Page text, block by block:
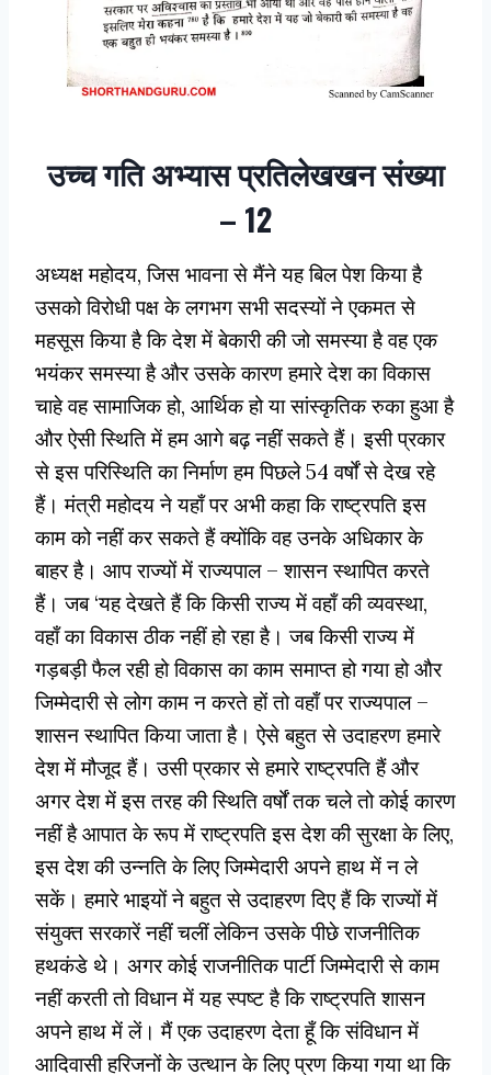
उच्च गति अभ्यास प्रतिलेखखन संख्या
– 12
अध्यक्ष महोदय, जिस भावना से मैंने यह बिल पेश किया है
उसको विरोधी पक्ष के लगभग सभी सदस्यों ने एकमत से
महसूस किया है कि देश में बेकारी की जो समस्या है वह एक
भयंकर समस्या है और उसके कारण हमारे देश का विकास
चाहे वह सामाजिक हो, आर्थिक हो या सांस्कृतिक रुका हुआ है
और ऐसी स्थिति में हम आगे बढ़ नहीं सकते हैं। इसी प्रकार
से इस परिस्थिति का निर्माण हम पिछले 54 वर्षों से देख रहे
हैं। मंत्री महोदय ने यहाँ पर अभी कहा कि राष्ट्रपति इस
काम को नहीं कर सकते हैं क्योंकि वह उनके अधिकार के
बाहर है। आप राज्यों में राज्यपाल – शासन स्थापित करते
हैं। जब ‘यह देखते हैं कि किसी राज्य में वहाँ की व्यवस्था,
वहाँ का विकास ठीक नहीं हो रहा है। जब किसी राज्य में
गड़बड़ी फैल रही हो विकास का काम समाप्त हो गया हो और
जिम्मेदारी से लोग काम न करते हों तो वहाँ पर राज्यपाल –
शासन स्थापित किया जाता है। ऐसे बहुत से उदाहरण हमारे
देश में मौजूद हैं। उसी प्रकार से हमारे राष्ट्रपति हैं और
अगर देश में इस तरह की स्थिति वर्षों तक चले तो कोई कारण
नहीं है आपात के रूप में राष्ट्रपति इस देश की सुरक्षा के लिए,
इस देश की उन्नति के लिए जिम्मेदारी अपने हाथ में न ले
सकें। हमारे भाइयों ने बहुत से उदाहरण दिए हैं कि राज्यों में
संयुक्त सरकारें नहीं चलीं लेकिन उसके पीछे राजनीतिक
हथकंडे थे। अगर कोई राजनीतिक पार्टी जिम्मेदारी से काम
नहीं करती तो विधान में यह स्पष्ट है कि राष्ट्रपति शासन
अपने हाथ में लें। मैं एक उदाहरण देता हूँ कि संविधान में
आदिवासी हरिजनों के उत्थान के लिए प्रण किया गया था कि